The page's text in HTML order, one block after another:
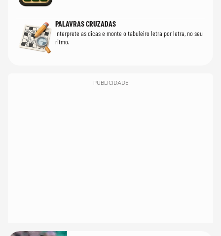
PALAVRAS CRUZADAS
Interprete as dicas e monte o tabuleiro letra por letra, no seu
ritmo.
PUBLICIDADE